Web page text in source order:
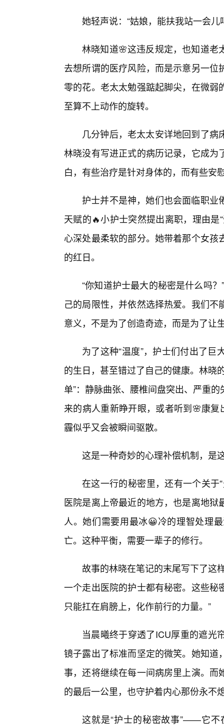
她轻声说：“姑娘，能扶我站一会
林晓知道🌸这违反规定，也知道老
去想所谓的医疗风险，而是示意另一
零的花。老太太勉强踮起脚尖，在微
至算不上动作的旋转。
几分钟后，老太太安详地回到了
林晓没有写进正式的病历记录，它成
白，有些治疗是针对身体的，而有些安
护士并不是神，她们也会面临职业
天赋的🔥小护士突然提出离职，理由
心深处最柔软的部分。她带着那个女
的红日。
“你知道护士最大的秘密是什么吗
己的局限性，并依然选择热爱。我们
意义，不是为了创造奇迹，而是为了让
为了这种“温度”，护士们付出了
的生日，甚至错过了自己的健康。林晓
单”：静脉曲张、腰椎间盘突出、严重
来的病人重新睁开眼，或者听到🌸康
霾似乎又会被瞬间驱散。
这是一种奇妙的心理补偿机制，是
在这一行的秘密里，还有一个关于
医院是离上帝最近的地方，也是离地
人。她们需要用最冰😀冷的理智处理
亡。这种平衡，需要一辈子的修行。
故事的林晓在笔记的末尾写下了这
一个走出医院的护士都有秘密。这些
只能扛在肩膀上，化作前行的力量。”
当晨曦终于穿透了ICU厚重的遮光
镜子露出了标准而坚定的微笑。她知
事，还将继续在每一间病房里上演。
的最后一公里，也守护着内心那份永不
这就是“护士的秘密故事”——它不